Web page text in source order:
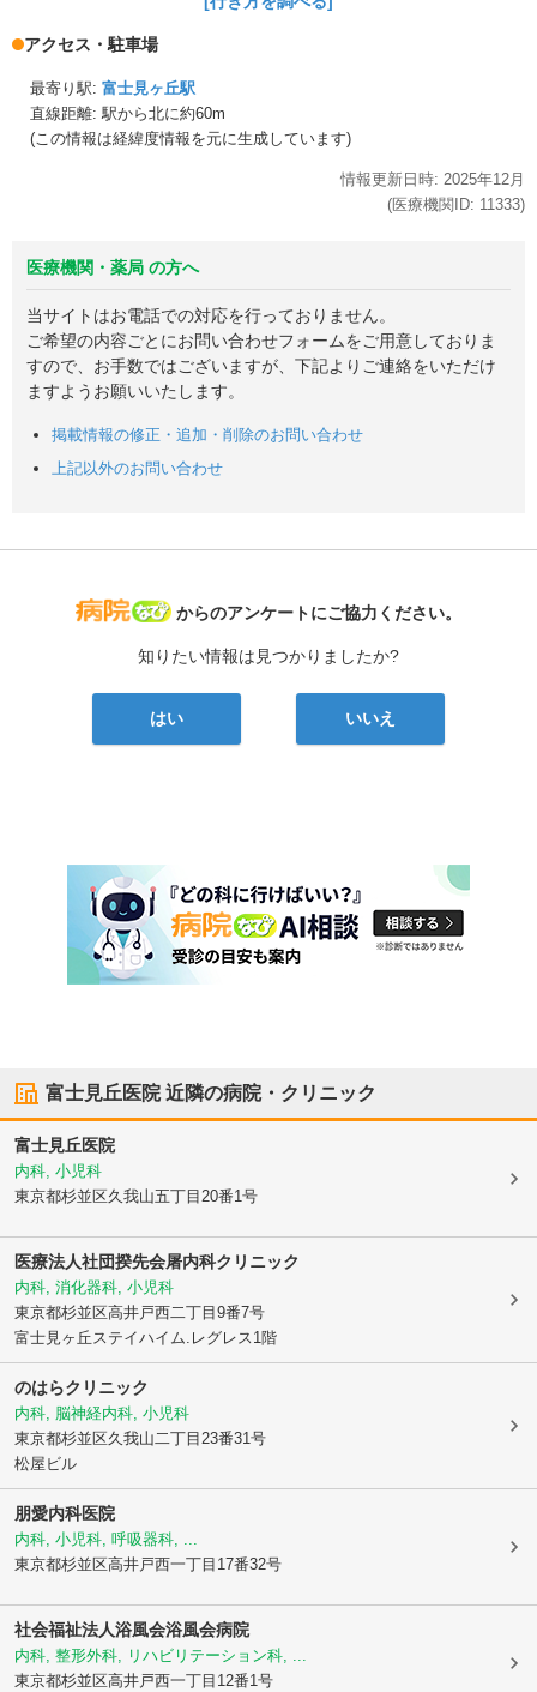
アクセス・駐車場
最寄り駅: 富士見ヶ丘駅
直線距離: 駅から北に約60m
(この情報は経緯度情報を元に生成しています)
情報更新日時: 2025年12月
(医療機関ID: 11333)
医療機関・薬局 の方へ
当サイトはお電話での対応を行っておりません。
ご希望の内容ごとにお問い合わせフォームをご用意しておりま
すので、お手数ではございますが、下記よりご連絡をいただけ
ますようお願いいたします。
掲載情報の修正・追加・削除のお問い合わせ
上記以外のお問い合わせ
病院なび
からのアンケートにご協力ください。
知りたい情報は見つかりましたか?
はい いいえ
富士見丘医院近隣の病院・クリニック
富士見丘医院
内科, 小児科
東京都杉並区久我山五丁目20番1号
医療法人社団揆先会屠内科クリニック
内科, 消化器科, 小児科
東京都杉並区高井戸西二丁目9番7号
富士見ヶ丘ステイハイム.レグレス1階
のはらクリニック
内科, 脳神経内科, 小児科
東京都杉並区久我山二丁目23番31号
松屋ビル
朋愛内科医院
内科, 小児科, 呼吸器科, ...
東京都杉並区高井戸西一丁目17番32号
社会福祉法人浴風会浴風会病院
内科, 整形外科, リハビリテーション科, ...
東京都杉並区高井戸西一丁目12番1号